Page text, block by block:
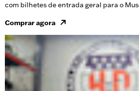
com bilhetes de entrada geral para o
Comprar agora